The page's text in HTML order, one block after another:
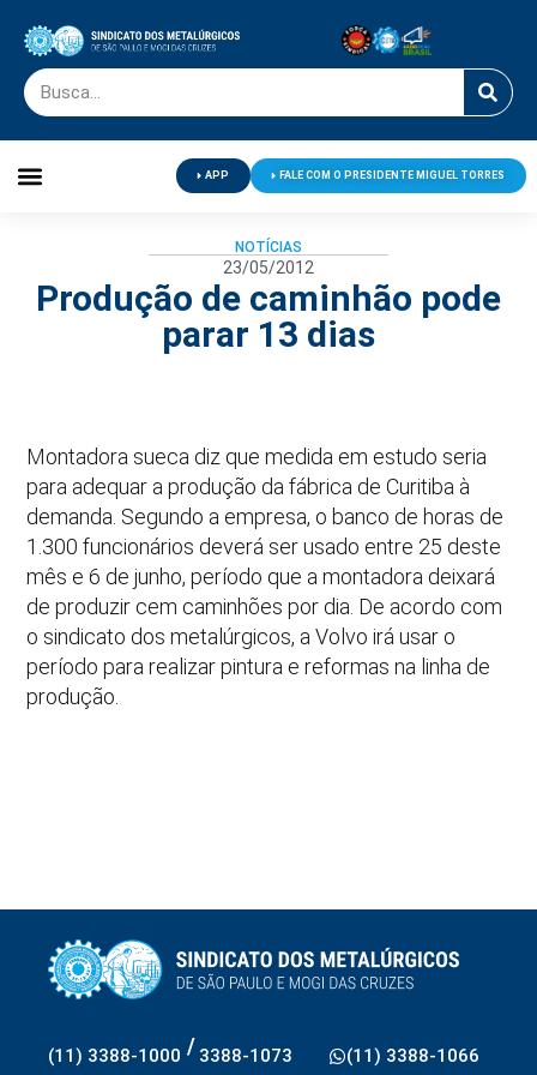
APP FALE COM O PRESIDENTE MIGUEL TORRES
NOTÍCIAS
23/05/2012
Produção de caminhão pode
parar 13 dias
Montadora sueca diz que medida em estudo seria
para adequar a produção da fábrica de Curitiba à
demanda. Segundo a empresa, o banco de horas de
1.300 funcionários deverá ser usado entre 25 deste
mês e 6 de junho, período que a montadora deixará
de produzir cem caminhões por dia. De acordo com
o sindicato dos metalúrgicos, a Volvo irá usar o
período para realizar pintura e reformas na linha de
produção.
(11) 3388-1000 / 3388-1073 (11) 3388-1066